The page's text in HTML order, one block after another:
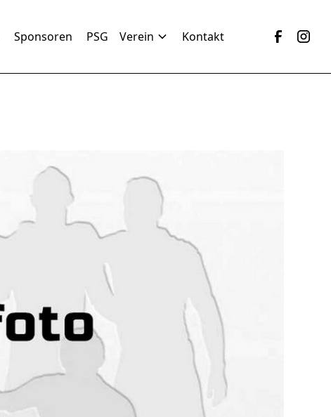
Sponsoren PSG Verein Kontakt